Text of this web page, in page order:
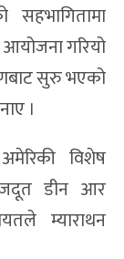
आयोजना गरियो
सुरु भएको
।
अमेरिकी विशेष
डीन आर
म्याराथन